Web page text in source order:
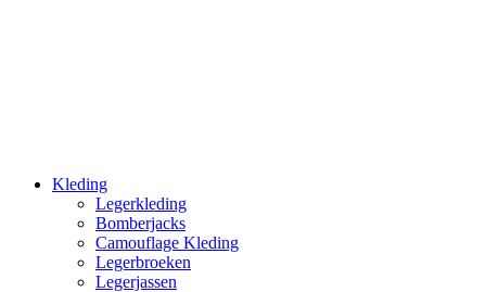
Kleding
Legerkleding
Bomberjacks
Camouflage Kleding
Legerbroeken
Legerjassen